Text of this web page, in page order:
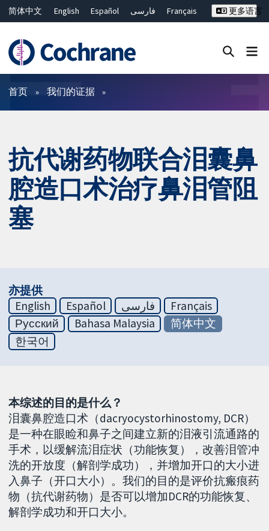
简体中文 English Español فارسی
Français
ไทย
繁體中文
更多语言
过滤
首页 我们的证据
抗代谢药物联合泪囊鼻
腔造口术治疗鼻泪管阻
塞
亦提供
English
Español فارسی
Français
Русский
Bahasa Malaysia
简体中文
한국어
本综述的目的是什么？
泪囊鼻腔造口术（dacryocystorhinostomy, DCR）
是一种在眼睑和鼻子之间建立新的泪液引流通路的
手术，以缓解流泪症状（功能恢复），改善泪管冲
洗的开放度（解剖学成功），并增加开口的大小进
入鼻子（开口大小）。我们的目的是评价抗瘢痕药
物（抗代谢药物）是否可以增加DCR的功能恢复、
解剖学成功和开口大小。